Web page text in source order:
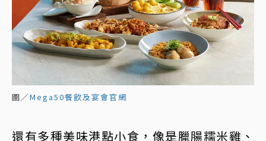
圖／Mega50餐飲及宴會官網
還有多種美味港點小食，像是臘腸糯米雞、